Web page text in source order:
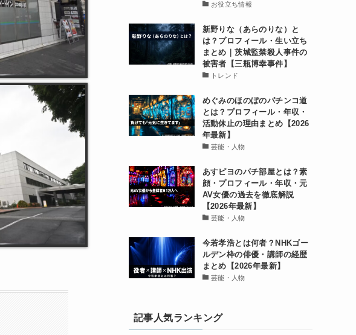
お役立ち情報
新野りな（あらのりな）と
は？プロフィール・生い立ち
まとめ｜茨城監禁殺人事件の
被害者【三瓶博幸事件】
トレンド
めぐみのほのぼのパチンコ道
とは？プロフィール・年収・
活動休止の理由まとめ【2026
年最新】
芸能・人物
あすピヨのパチ部屋とは？素
顔・プロフィール・年収・元
AV女優の過去を徹底解説
【2026年最新】
芸能・人物
今若孝浩とは何者？NHKゴー
ルデン枠の俳優・講師の経歴
まとめ【2026年最新】
芸能・人物
記事人気ランキング